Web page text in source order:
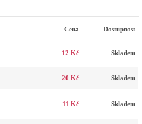
Cena Dostupnost
12 Kč Skladem
20 Kč Skladem
11 Kč Skladem